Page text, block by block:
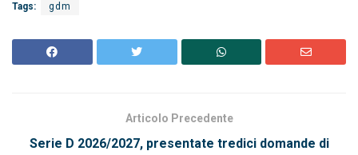
Tags: gdm
Articolo Precedente
Serie D 2026/2027, presentate tredici domande di